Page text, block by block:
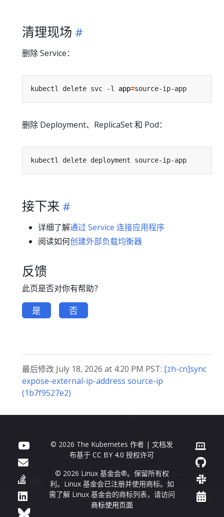
清理现场
删除 Service：
kubectl delete svc -l app=
删除 Deployment、ReplicaSet 和 Pod：
接下来
详细了解通过 Service 连接应用程序
阅读如何创建外部负载均衡器
反馈
此页是否对你有帮助？
是 否
最后修改 July 18, 2026 at 4:20 PM PST: [zh-cn]sync
expose-external-ip-address source-ip
(1b7f9527e2)
© 2026 The Kubernetes 作者 | 文档发
布基于CC BY 4.0 授权许可
© 2026 Linux 基金会®。保留所有权
利。Linux 基金会已注册并使用商标。如
需了解 Linux 基金会的商标列表，请访问
商标使用页面